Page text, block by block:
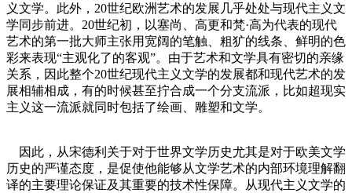
义文学。此外，20世纪欧洲艺术的发展几乎处处与现代主义文
学同步前进。20世纪初，以塞尚、高更和梵·高为代表的现代
艺术的第一批大师主张用宽阔的笔触、粗犷的线条、鲜明的色
彩来表现“主观化了的客观”。由于艺术和文学具有密切的亲缘
关系，因此整个20世纪现代主义文学的发展都和现代艺术的发
展相辅相成，有的时候甚至拧合成一个分支流派，比如超现实
主义这一流派就同时包括了绘画、雕塑和文学。
因此，从宋德利关于对于世界文学历史尤其是对于欧美文学
历史的严谨态度，是促使他能够从文学艺术的内部环境理解翻
译的主要理论保证及其重要的技术性保障。从现代主义文学的